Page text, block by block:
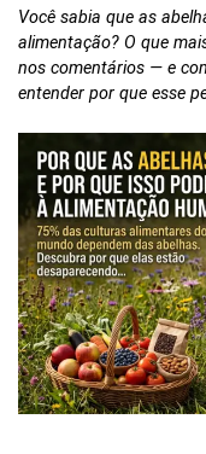
Você sabia que as
alimentação? O que
nos comentários — e
entender por que esse